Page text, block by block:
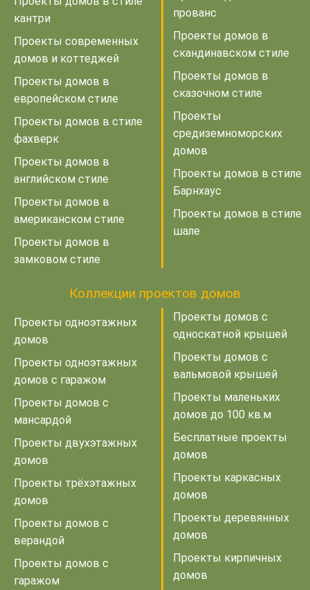
кантри
Проекты современных
домов и коттеджей
Проекты домов в
европейском стиле
Проекты домов в стиле
фахверк
Проекты домов в
английском стиле
Проекты домов в
американском стиле
Проекты домов в
замковом стиле
прованс
Проекты домов в
скандинавском стиле
Проекты домов в
сказочном стиле
Проекты
средиземноморских
домов
Проекты домов в стиле
Барнхаус
Проекты домов в стиле
шале
Коллекции проектов домов
Проекты одноэтажных
домов
Проекты одноэтажных
домов с гаражом
Проекты домов с
мансардой
Проекты двухэтажных
домов
Проекты трёхэтажных
домов
Проекты домов с
верандой
Проекты домов с
гаражом
Проекты домов с
односкатной крышей
Проекты домов с
вальмовой крышей
Проекты маленьких
домов до 100 кв.м
Бесплатные проекты
домов
Проекты каркасных
домов
Проекты деревянных
домов
Проекты кирпичных
домов